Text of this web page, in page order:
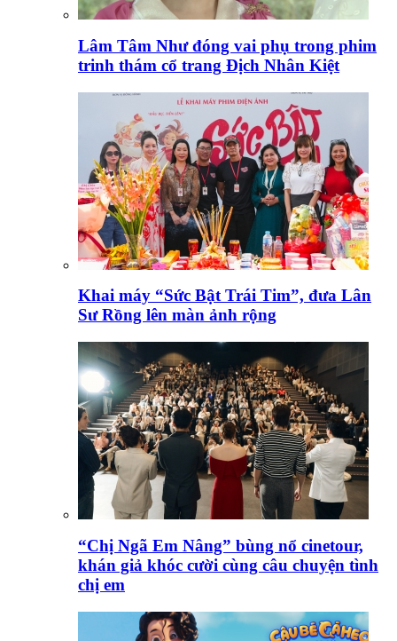
Lâm Tâm Như đóng vai phụ trong phim
trinh thám cổ trang Địch Nhân Kiệt
Khai máy “Sức Bật Trái Tim”, đưa Lân
Sư Rồng lên màn ảnh rộng
“Chị Ngã Em Nâng” bùng nổ cinetour,
khán giả khóc cười cùng câu chuyện tình
chị em